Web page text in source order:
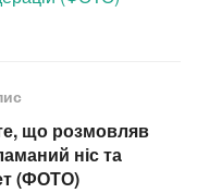
що розмовляв
ніс та
(ФОТО)